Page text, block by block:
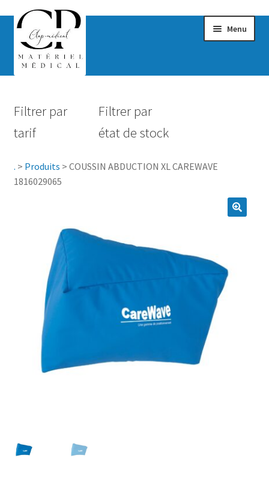
Menu
Hygiène
Accessoires Salle de bain
Vêtements & Chaussures
Sécurité
0.00 €
Filtrer par
tarif
Filtrer par
état de stock
. > Produits > COUSSIN ABDUCTION XL CAREWAVE
1816029065